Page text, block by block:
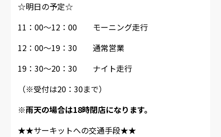
☆明日の予定☆
11：00～12：00 モーニング走行
12：00～19：30 通常営業
19：30～20：30 ナイト走行
（※受付は20：30まで）
※雨天の場合は18時閉店になります。
★★サーキットへの交通手段★★